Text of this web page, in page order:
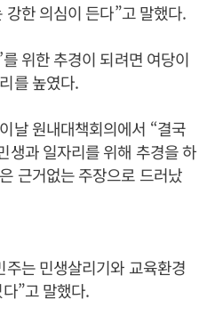
한 의심이 든다”고 말했다.
위한 추경이 되려면 여당이
를 높였다.
날 원내대책회의에서 “결국
생과 일자리를 위해 추경을 하
근거없는 주장으로 드러났
는 민생살리기와 교육환경
”고 말했다.